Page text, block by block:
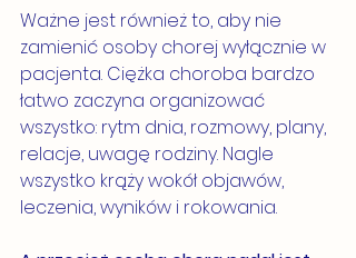
Ważne jest również to, aby nie
zamienić osoby chorej wyłącznie w
pacjenta. Ciężka choroba bardzo
łatwo zaczyna organizować
wszystko: rytm dnia, rozmowy, plany,
relacje, uwagę rodziny. Nagle
wszystko krąży wokół objawów,
leczenia, wyników i rokowania.